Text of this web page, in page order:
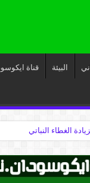
البيئة قناة
الغطاء النباتي